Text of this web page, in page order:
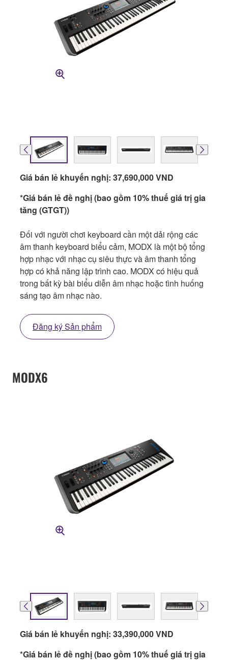
Giá bán lẻ khuyến nghị: 37,690,000 VND
*Giá bán lẻ đề nghị (bao gồm 10% thuế giá trị gia
tăng (GTGT))
Đối với người chơi keyboard cần một dải rộng các
âm thanh keyboard biểu cảm, MODX là một bộ tổng
hợp nhạc với nhạc cụ siêu thực và âm thanh tổng
hợp có khả năng lập trình cao. MODX có hiệu quả
trong bất kỳ bài biểu diễn âm nhạc hoặc tình huống
sáng tạo âm nhạc nào.
Đăng ký Sản phẩm
MODX6
Giá bán lẻ khuyến nghị: 33,390,000 VND
*Giá bán lẻ đề nghị (bao gồm 10% thuế giá trị gia